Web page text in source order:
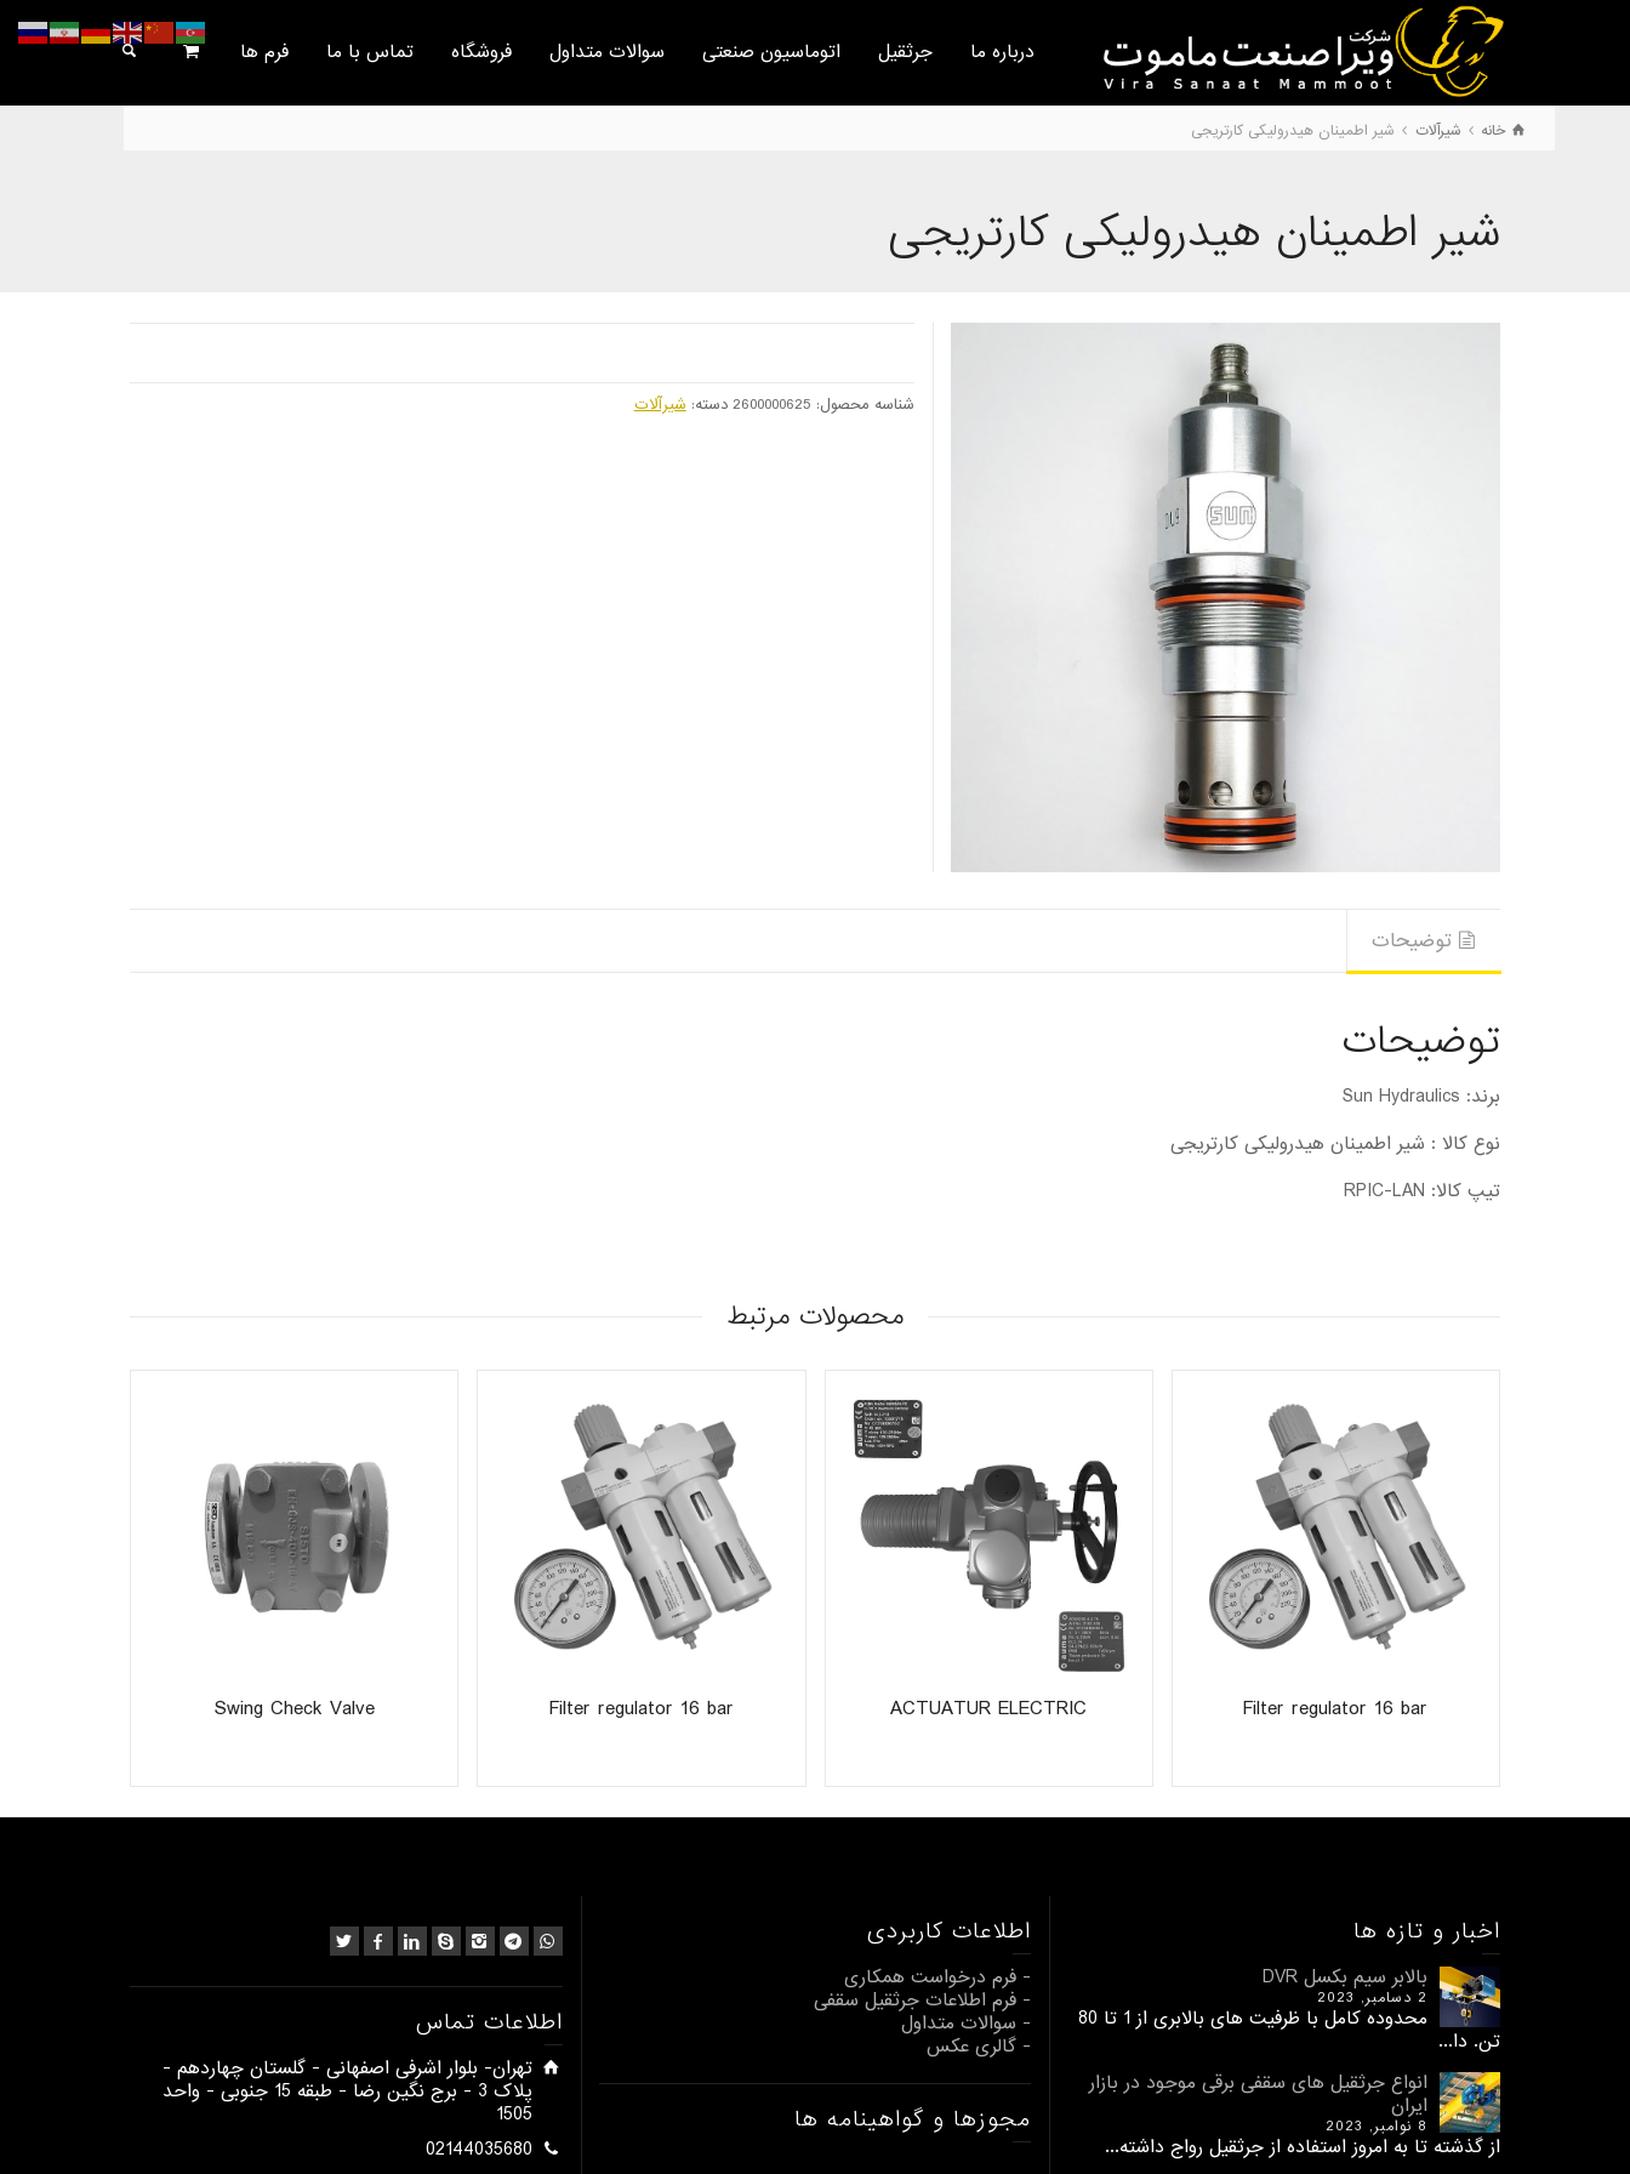
درباره ما جرثقیل اتوماسیون صنعتی سوالات متداول فروشگاه تماس با ما فرم ها
خانه شیرآلات شير اطمينان هيدروليکی کارتريجی
شير اطمينان هيدروليکی کارتريجی
شناسه محصول: 2600000625 دسته:شیرآلات
توضیحات
توضیحات
برند: Sun Hydraulics
نوع کالا : شير اطمينان هيدروليکی کارتريجی
تیپ کالا: RPIC-LAN
محصولات مرتبط
Filter regulator 16 bar
ACTUATUR ELECTRIC
Filter regulator 16 bar
Swing Check Valve
اخبار و تازه ها
بالابر سیم بکسل DVR
2 دسامبر, 2023
محدوده کامل با ظرفیت های بالابری از 1 تا 80
تن. دا...
انواع جرثقیل های سقفی برقی موجود در بازار
ایران
8 نوامبر, 2023
از گذشته تا به امروز استفاده از جرثقیل رواج داشته...
اطلاعات کاربردی
- فرم درخواست همکاری
- فرم اطلاعات جرثقیل سقفی
- سوالات متداول
- گالری عکس
مجوزها و گواهینامه ها
اطلاعات تماس
​تهران- بلوار اشرفی اصفهانی - گلستان چهاردهم -
پلاک 3 - برج نگین رضا - طبقه 15 جنوبی - واحد
1505​
02144035680